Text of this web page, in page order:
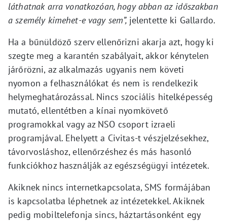
láthatnak arra vonatkozóan, hogy abban az időszakban
a személy kimehet-e vagy sem”, jelentette ki Gallardo.
Ha a bűnüldöző szerv ellenőrizni akarja azt, hogy ki
szegte meg a karantén szabályait, akkor kénytelen
járőrözni, az alkalmazás ugyanis nem követi
nyomon a felhasználókat és nem is rendelkezik
helymeghatározással. Nincs szociális hitelképesség
mutató, ellentétben a kínai nyomkövető
programokkal vagy az NSO csoport izraeli
programjával. Ehelyett a Civitas-t vészjelzésekhez,
távorvosláshoz, ellenőrzéshez és más hasonló
funkciókhoz használják az egészségügyi intézetek.
Akiknek nincs internetkapcsolata, SMS formájában
is kapcsolatba léphetnek az intézetekkel. Akiknek
pedig mobiltelefonja sincs, háztartásonként egy